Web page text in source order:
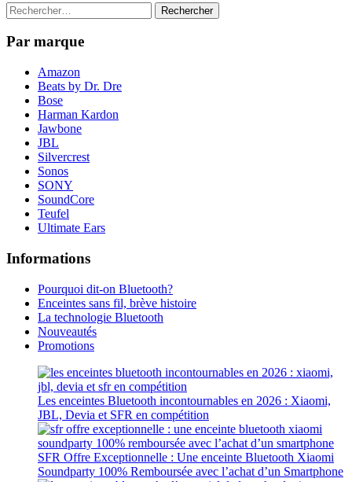
Rechercher :
Par marque
Amazon
Beats by Dr. Dre
Bose
Harman Kardon
Jawbone
JBL
Silvercrest
Sonos
SONY
SoundCore
Teufel
Ultimate Ears
Informations
Pourquoi dit-on Bluetooth?
Enceintes sans fil, brève histoire
La technologie Bluetooth
Nouveautés
Promotions
Les enceintes Bluetooth incontournables en 2026 : Xiaomi,
JBL, Devia et SFR en compétition
SFR Offre Exceptionnelle : Une enceinte Bluetooth Xiaomi
Soundparty 100% Remboursée avec l’achat d’un Smartphone